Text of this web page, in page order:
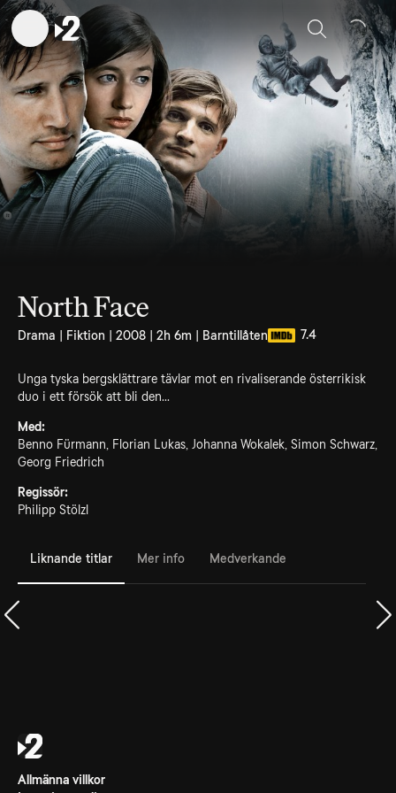
Sök
North Face
Drama | Fiktion | 2008 | 2h 6m | Barntillåten 7.4
Unga tyska bergsklättrare tävlar mot en rivaliserande österrikisk
duo i ett försök att bli den...
Med:
Benno Fürmann, Florian Lukas, Johanna Wokalek, Simon Schwarz,
Georg Friedrich
Regissör:
Philipp Stölzl
Liknande titlar Mer info Medverkande
Allmänna villkor